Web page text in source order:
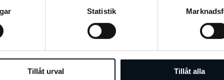
Statistik
Tillåt urval Tillåt alla
i tempo. Arash visar också en tecknad
sån här?”, var på hon svarar ”Vad häftigt! Du
kopplar ihop världen, att data är på väg
han vikten av att inte försumma den